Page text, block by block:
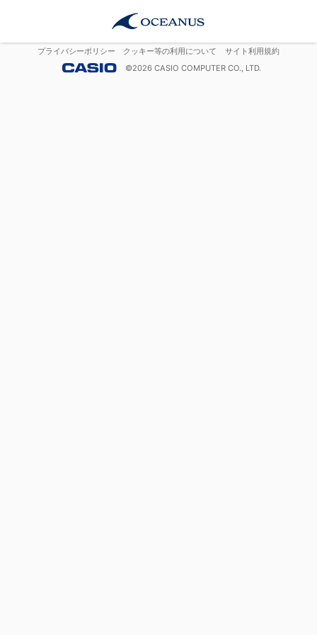
プライバシーポリシー クッキー等の利用について
サイト利用規約
©2026 CASIO COMPUTER CO., LTD.